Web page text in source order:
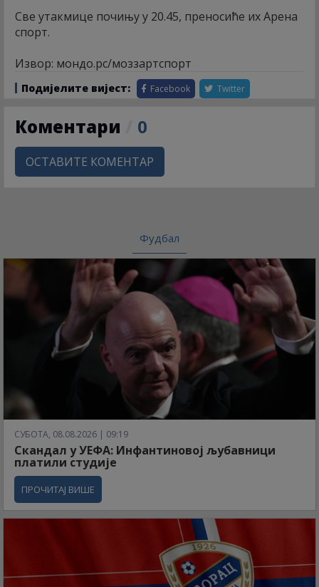
Све утакмице почињу у 20.45, преносиће их Арена
спорт.
Извор: мондо.рс/моззартспорт
Подијелите вијест: Facebook Twitter
Коментари 0
ОСТАВИТЕ КОМЕНТАР
Фудбал
СУБОТА, 08.08.2026 | 09:19
Скандал у УЕФА: Инфантиновој љубавници
платили студије
ПРОЧИТАЈ ВИШЕ